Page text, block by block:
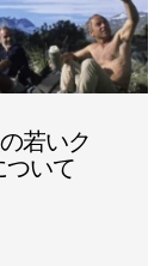
若いク
いて